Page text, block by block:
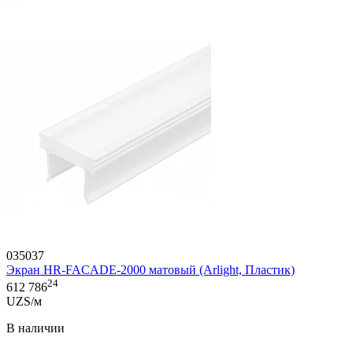
035037
Экран HR-FACADE-2000 матовый (Arlight, Пластик)
612 78624
UZS/м
В наличии